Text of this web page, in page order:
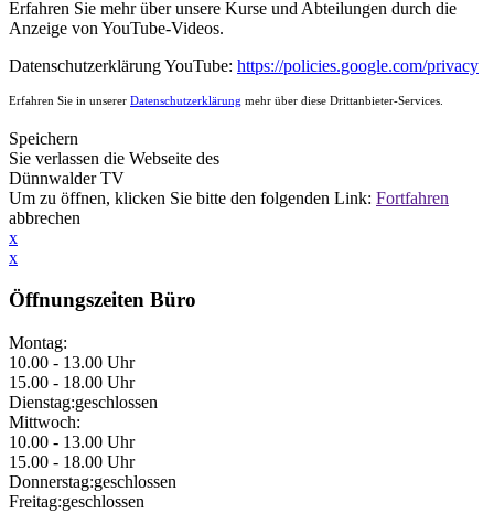
Erfahren Sie mehr über unsere Kurse und Abteilungen durch die
Anzeige von YouTube-Videos.
Datenschutzerklärung YouTube: https://policies.google.com/privacy
Erfahren Sie in unserer Datenschutzerklärung mehr über diese Drittanbieter-Services.
Speichern
Sie verlassen die Webseite des
Dünnwalder TV
Um zu öffnen, klicken Sie bitte den folgenden Link: Fortfahren
abbrechen
x
x
Öffnungszeiten Büro
Montag:
10.00 - 13.00 Uhr
15.00 - 18.00 Uhr
Dienstag:geschlossen
Mittwoch:
10.00 - 13.00 Uhr
15.00 - 18.00 Uhr
Donnerstag:geschlossen
Freitag:geschlossen